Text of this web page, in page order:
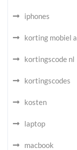
iphones
korting mobiel
kortingscode nl
kortingscodes
kosten
laptop
macbook